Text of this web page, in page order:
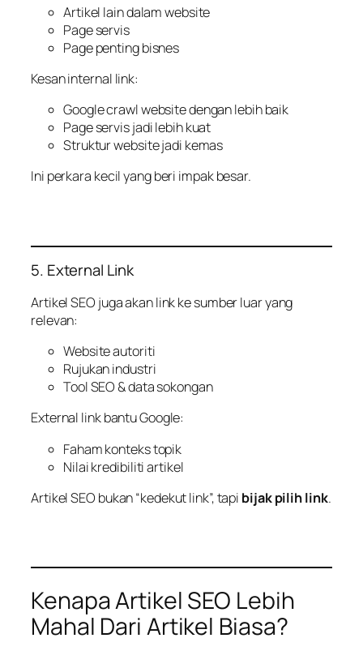
Artikel lain dalam website
Page servis
Page penting bisnes
Kesan internal link:
Google crawl website dengan lebih baik
Page servis jadi lebih kuat
Struktur website jadi kemas
Ini perkara kecil yang beri impak besar.
5. External Link
Artikel SEO juga akan link ke sumber luar yang
relevan:
Website autoriti
Rujukan industri
Tool SEO & data sokongan
External link bantu Google:
Faham konteks topik
Nilai kredibiliti artikel
Artikel SEO bukan “kedekut link”, tapi bijak pilih link.
Kenapa Artikel SEO Lebih
Mahal Dari Artikel Biasa?